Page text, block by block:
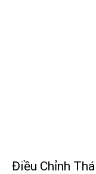
Điều Chỉnh